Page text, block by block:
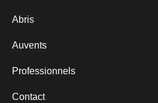
Abris
Auvents
Professionnels
Contact